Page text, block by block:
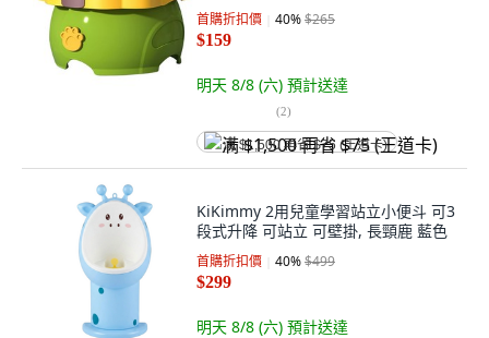
首購折扣價 40%$265
$159
明天 8/8 (六) 預計送達
(2)
满 $1,500 再省 $75 (王道卡)
KiKimmy 2用兒童學習站立小便斗 可3
段式升降 可站立 可壁掛, 長頸鹿 藍色
首購折扣價 40%$499
$299
明天 8/8 (六) 預計送達